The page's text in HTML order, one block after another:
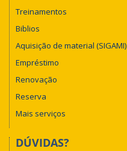
Treinamentos
Biblios
Aquisição de material (SIGAMI)
Empréstimo
Renovação
Reserva
Mais serviços
DÚVIDAS?